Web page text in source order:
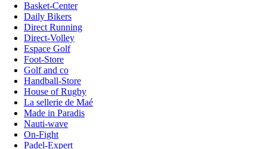
Basket-Center
Daily Bikers
Direct Running
Direct-Volley
Espace Golf
Foot-Store
Golf and co
Handball-Store
House of Rugby
La sellerie de Maé
Made in Paradis
Nauti-wave
On-Fight
Padel-Expert